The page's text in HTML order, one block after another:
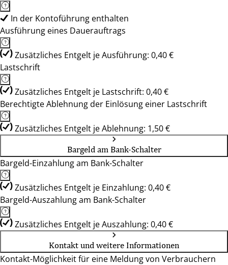
In der Kontoführung enthalten
Ausführung eines Dauerauftrags
Zusätzliches Entgelt je Ausführung: 0,40 €
Lastschrift
Zusätzliches Entgelt je Lastschrift: 0,40 €
Berechtigte Ablehnung der Einlösung einer Lastschrift
Zusätzliches Entgelt je Ablehnung: 1,50 €
Bargeld am Bank-Schalter
Bargeld-Einzahlung am Bank-Schalter
Zusätzliches Entgelt je Einzahlung: 0,40 €
Bargeld-Auszahlung am Bank-Schalter
Zusätzliches Entgelt je Auszahlung: 0,40 €
Kontakt und weitere Informationen
Kontakt-Möglichkeit für eine Meldung von Verbrauchern